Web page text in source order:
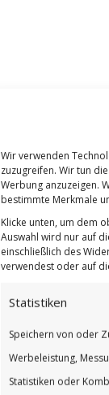
Wir verwenden
zuzugreifen. Wir tun
Werbung anzuzeigen.
bestimmte Merkmale
Klicke unten, um dem
Auswahl wird nur auf
einschließlich des
verwendest oder auf
Statistiken
Speichern von oder
Werbeleistung,
Statistiken oder